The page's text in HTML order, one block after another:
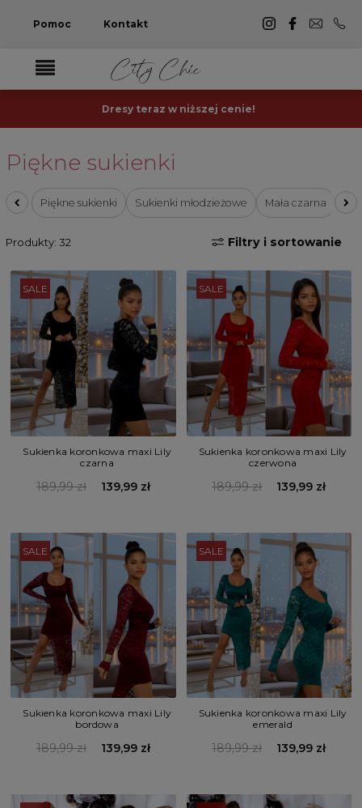
Pomoc Kontakt
Dresy teraz w niższej cenie!
Piękne sukienki
Piękne sukienki Sukienki młodzieżowe Mała czarna
Produkty: 32 Filtry i sortowanie
SALE
Sukienka koronkowa maxi Lily
czarna
189,99 zł 139,99 zł
SALE
Sukienka koronkowa maxi Lily
czerwona
189,99 zł 139,99 zł
SALE
Sukienka koronkowa maxi Lily
bordowa
189,99 zł 139,99 zł
SALE
Sukienka koronkowa maxi Lily
emerald
189,99 zł 139,99 zł